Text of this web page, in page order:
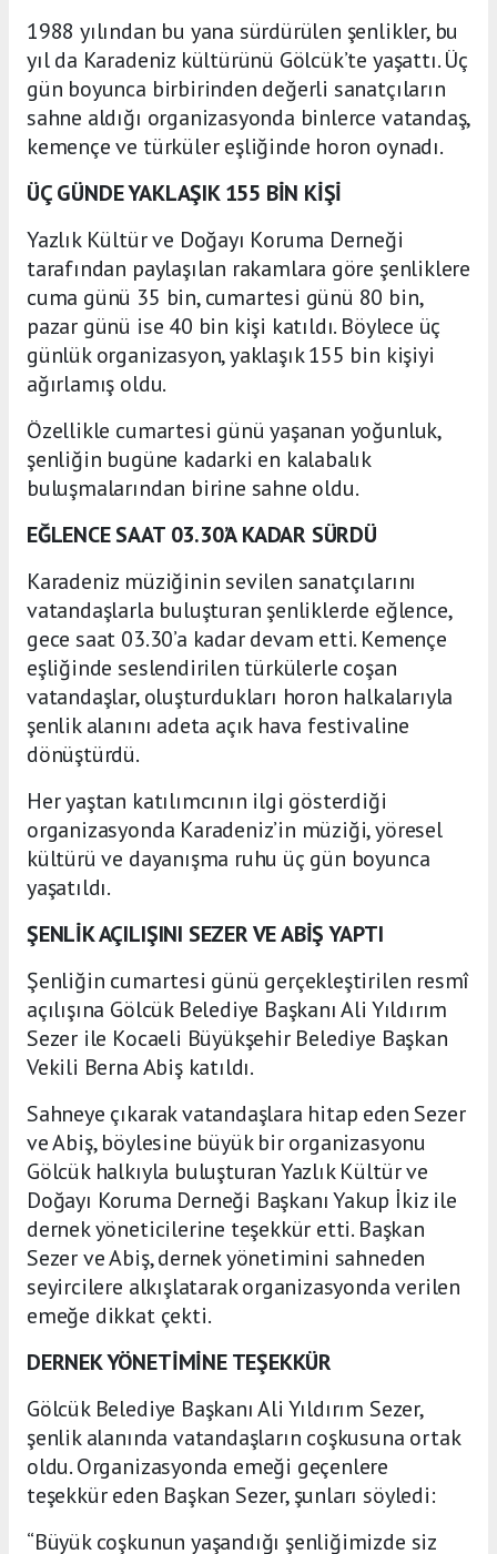
1988 yılından bu yana sürdürülen şenlikler, bu
yıl da Karadeniz kültürünü Gölcük’te yaşattı. Üç
gün boyunca birbirinden değerli sanatçıların
sahne aldığı organizasyonda binlerce vatandaş,
kemençe ve türküler eşliğinde horon oynadı.
ÜÇ GÜNDE YAKLAŞIK 155 BİN KİŞİ
Yazlık Kültür ve Doğayı Koruma Derneği
tarafından paylaşılan rakamlara göre şenliklere
cuma günü 35 bin, cumartesi günü 80 bin,
pazar günü ise 40 bin kişi katıldı. Böylece üç
günlük organizasyon, yaklaşık 155 bin kişiyi
ağırlamış oldu.
Özellikle cumartesi günü yaşanan yoğunluk,
şenliğin bugüne kadarki en kalabalık
buluşmalarından birine sahne oldu.
EĞLENCE SAAT 03.30’A KADAR SÜRDÜ
Karadeniz müziğinin sevilen sanatçılarını
vatandaşlarla buluşturan şenliklerde eğlence,
gece saat 03.30’a kadar devam etti. Kemençe
eşliğinde seslendirilen türkülerle coşan
vatandaşlar, oluşturdukları horon halkalarıyla
şenlik alanını adeta açık hava festivaline
dönüştürdü.
Her yaştan katılımcının ilgi gösterdiği
organizasyonda Karadeniz’in müziği, yöresel
kültürü ve dayanışma ruhu üç gün boyunca
yaşatıldı.
ŞENLİK AÇILIŞINI SEZER VE ABİŞ YAPTI
Şenliğin cumartesi günü gerçekleştirilen resmî
açılışına Gölcük Belediye Başkanı Ali Yıldırım
Sezer ile Kocaeli Büyükşehir Belediye Başkan
Vekili Berna Abiş katıldı.
Sahneye çıkarak vatandaşlara hitap eden Sezer
ve Abiş, böylesine büyük bir organizasyonu
Gölcük halkıyla buluşturan Yazlık Kültür ve
Doğayı Koruma Derneği Başkanı Yakup İkiz ile
dernek yöneticilerine teşekkür etti. Başkan
Sezer ve Abiş, dernek yönetimini sahneden
seyircilere alkışlatarak organizasyonda verilen
emeğe dikkat çekti.
DERNEK YÖNETİMİNE TEŞEKKÜR
Gölcük Belediye Başkanı Ali Yıldırım Sezer,
şenlik alanında vatandaşların coşkusuna ortak
oldu. Organizasyonda emeği geçenlere
teşekkür eden Başkan Sezer, şunları söyledi:
“Büyük coşkunun yaşandığı şenliğimizde siz